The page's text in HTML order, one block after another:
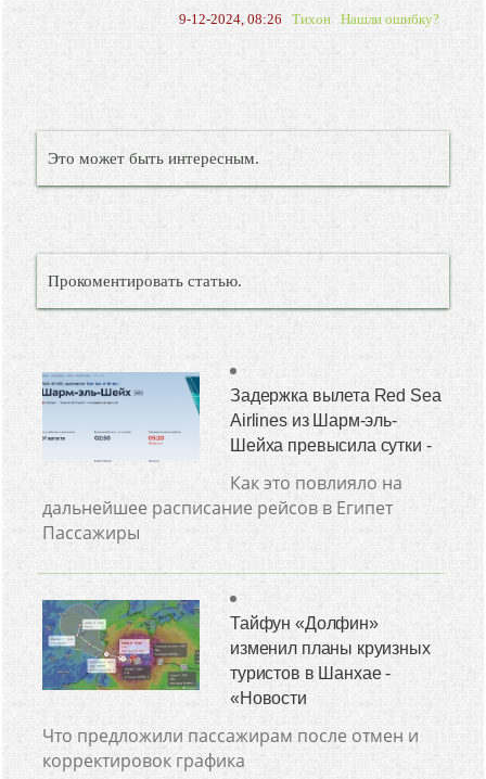
9-12-2024, 08:26 Тихон Нашли ошибку?
Это может быть интересным.
Прокоментировать статью.
Задержка вылета Red Sea
Airlines из Шарм-эль-
Шейха превысила сутки -
Как это повлияло на
дальнейшее расписание рейсов в Египет
Пассажиры
Тайфун «Долфин»
изменил планы круизных
туристов в Шанхае -
«Новости
Что предложили пассажирам после отмен и
корректировок графика